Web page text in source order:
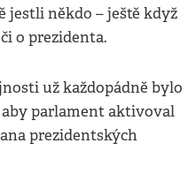
jestli někdo – ještě když
o prezidenta.
už každopádně bylo
aby parlament aktivoval
prezidentských